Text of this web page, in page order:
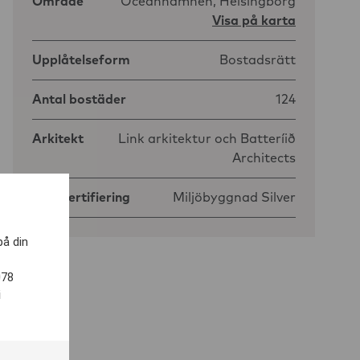
Visa på karta
Upplåtelseform Bostadsrätt
Antal bostäder 124
Arkitekt
Link arkitektur och Batteríið
Architects
Miljöcertifiering Miljöbyggnad Silver
din